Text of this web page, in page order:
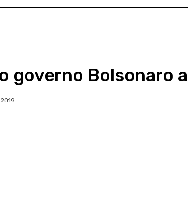
governo Bolsonaro